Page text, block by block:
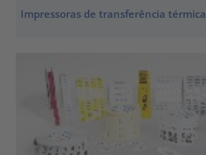
Impressoras de transferência térmica